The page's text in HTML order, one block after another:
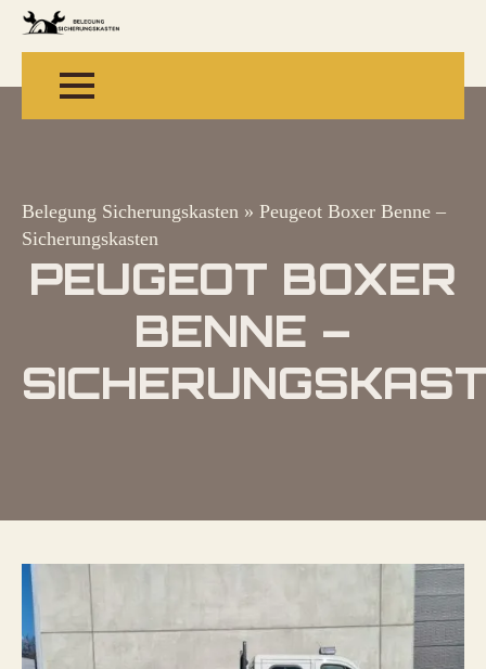
Belegung Sicherungskasten » Peugeot Boxer Benne –
Sicherungskasten
PEUGEOT BOXER
BENNE –